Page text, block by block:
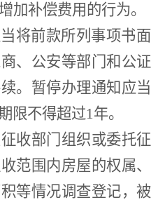
加补偿费用的行为。
将前款所列事项书面
、公安等部门和公证
。暂停办理通知应当
限不得超过1 年。
收部门组织或委托征
范围内房屋的权属、
等情况调查登记，被